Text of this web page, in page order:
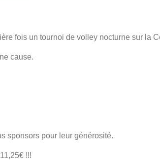
fois un tournoi de volley nocturne sur la
cause.
sponsors pour leur générosité.
!!!